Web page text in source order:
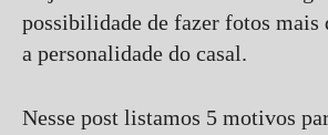
possibilidade de fazer fotos mais
a personalidade do casal.
Nesse post listamos 5 motivos